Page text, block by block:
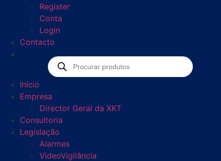
Register
Conta
Login
Contacto
Início
Empresa
Director Geral da XKT
Consultoria
Legislação
Alarmes
VideoVigilância